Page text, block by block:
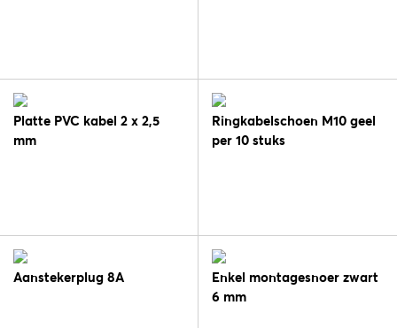
Platte PVC kabel 2 x 2,5
mm
Ringkabelschoen M10 geel
per 10 stuks
Aanstekerplug 8A
Enkel montagesnoer zwart
6 mm